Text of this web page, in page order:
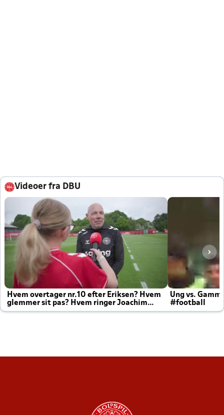
Videoer fra DBU
Hvem overtager nr.10 efter Eriksen? Hvem
glemmer sit pas? Hvem ringer Joachim
altid til efter kampe?
Ung vs.
#football